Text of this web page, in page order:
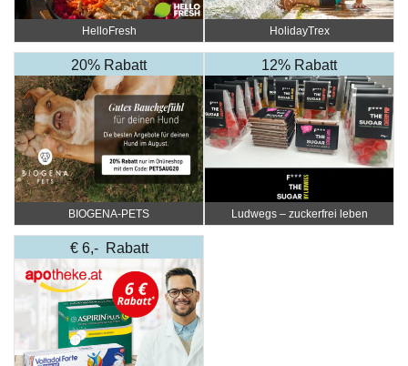
HelloFresh HolidayTrex
20% Rabatt
BIOGENA-PETS
12% Rabatt
Ludwegs – zuckerfrei leben
€ 6,- Rabatt